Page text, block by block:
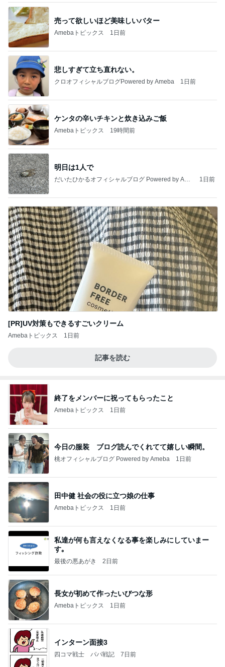
売って欲しいほど美味しいバター
Amebaトピックス 1日前
悲しすぎて立ち直れない。
クロオフィシャルブログPowered by Ameba 1日前
ケンタの辛いチキンと炊き込みご飯
Amebaトピックス 19時間前
明日は1人で
だいたひかるオフィシャルブログ Powered by Ame
1日前
[PR]UV対策もできるすごいクリーム
Amebaトピックス 1日前
記事を読む
終了をメンバーに祝ってもらったこと
Amebaトピックス 1日前
今日の服装 ブログ読んでくれてて嬉しい瞬間。
桃オフィシャルブログ Powered by Ameba 1日前
田中健 社会の役に立つ娘の仕事
Amebaトピックス 1日前
私達が何も言えなくなる事を楽しみにしていまー
す｡
最後の悪あがき 2日前
長女が初めて作ったいびつな形
Amebaトピックス 1日前
インターン面接3
四コマ戦士 パパ戦記 7日前